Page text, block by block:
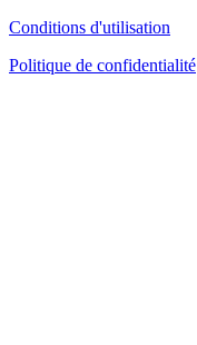
Conditions d'utilisation
Politique de confidentialité